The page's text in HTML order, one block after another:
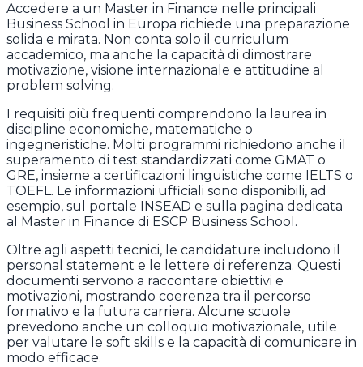
Accedere a un Master in Finance nelle principali
Business School in Europa richiede una preparazione
solida e mirata. Non conta solo il curriculum
accademico, ma anche la capacità di dimostrare
motivazione, visione internazionale e attitudine al
problem solving.
I requisiti più frequenti comprendono la laurea in
discipline economiche, matematiche o
ingegneristiche. Molti programmi richiedono anche il
superamento di test standardizzati come GMAT o
GRE, insieme a certificazioni linguistiche come IELTS o
TOEFL. Le informazioni ufficiali sono disponibili, ad
esempio, sul portale INSEAD e sulla pagina dedicata
al Master in Finance di ESCP Business School.
Oltre agli aspetti tecnici, le candidature includono il
personal statement e le lettere di referenza. Questi
documenti servono a raccontare obiettivi e
motivazioni, mostrando coerenza tra il percorso
formativo e la futura carriera. Alcune scuole
prevedono anche un colloquio motivazionale, utile
per valutare le soft skills e la capacità di comunicare in
modo efficace.